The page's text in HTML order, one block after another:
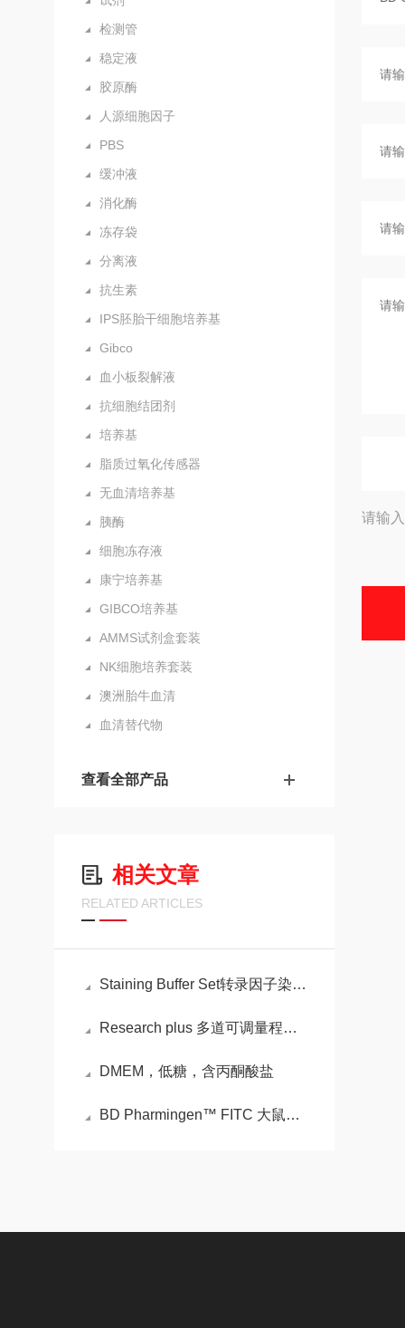
检测管
稳定液
胶原酶
人源细胞因子
PBS
缓冲液
消化酶
冻存袋
分离液
抗生素
IPS胚胎干细胞培养基
Gibco
血小板裂解液
抗细胞结团剂
培养基
脂质过氧化传感器
无血清培养基
胰酶
细胞冻存液
康宁培养基
GIBCO培养基
AMMS试剂盒套装
NK细胞培养套装
澳洲胎牛血清
血清替代物
查看全部产品
相关文章
RELATED ARTICLES
Staining Buffer Set转录因子染色缓冲液集的操作方法
Research plus 多道可调量程移液器的特性
DMEM，低糖，含丙酮酸盐
BD Pharmingen™ FITC 大鼠抗小鼠 TNF的特性
请输